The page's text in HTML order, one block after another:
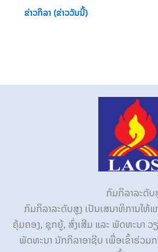
ຂ່າວກິລາ (ຂ່າວວັນນີ້)
ກົມກິລາລະດັບ
ກົມກິລາລະດັບສູງ ເປັນເສນາທິການໃຫ້
ຄຸ້ມຄອງ, ຊຸກຍູ້, ສົ່ງເສີມ ແລະ ພັດທະນາ ວ
ພັດທະນາ ນັກກິລາອາຊີບ ເພື່ອເຂົ້າຮ່ວມ